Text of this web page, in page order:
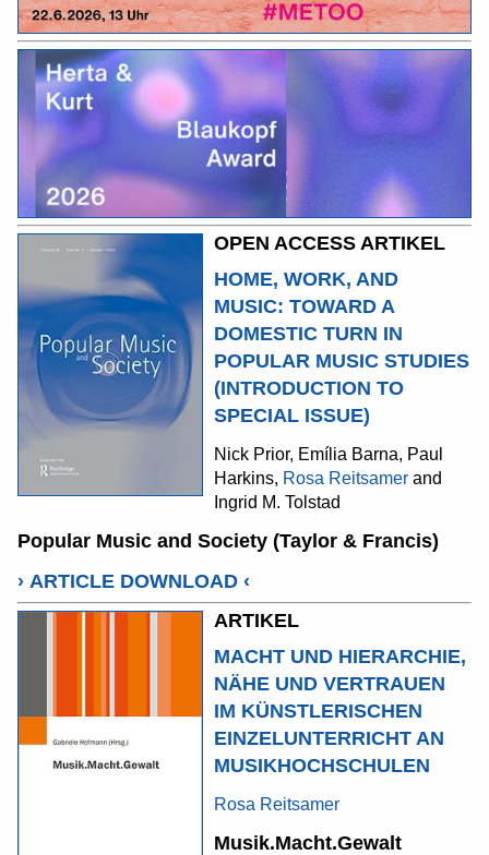
OPEN ACCESS ARTIKEL
HOME, WORK, AND
MUSIC: TOWARD A
DOMESTIC TURN IN
POPULAR MUSIC STUDIES
(INTRODUCTION TO
SPECIAL ISSUE)
Nick Prior, Emília Barna, Paul
Harkins, Rosa Reitsamer and
Ingrid M. Tolstad
Popular Music and Society (Taylor & Francis)
› ARTICLE DOWNLOAD ‹
ARTIKEL
MACHT UND HIERARCHIE,
NÄHE UND VERTRAUEN
IM KÜNSTLERISCHEN
EINZELUNTERRICHT AN
MUSIKHOCHSCHULEN
Rosa Reitsamer
Musik.Macht.Gewalt